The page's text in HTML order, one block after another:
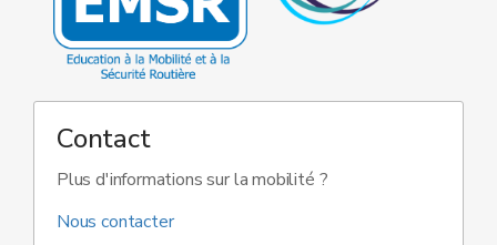
Contact
Plus d'informations sur la mobilité ?
Nous contacter